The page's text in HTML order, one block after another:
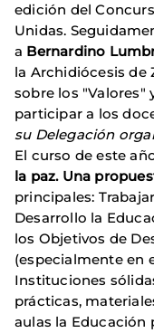
edición del
Unidas.
a Bernardino
la Archidiócesis de
sobre los "Valores"
participar a los
su Delegación
El curso de este
la paz. Una
principales:
Desarrollo la
los Objetivos de
(especialmente en
Instituciones
prácticas,
aulas la Educación